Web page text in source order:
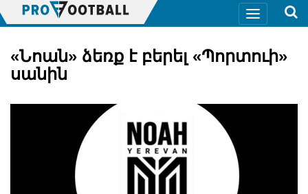
«Նոան» ձեռք է բերել «Պորտուի»
սանին